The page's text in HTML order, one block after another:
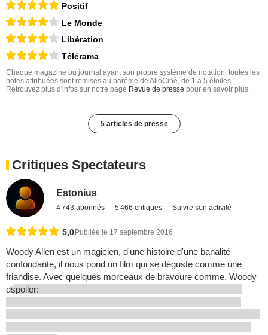
Positif
Le Monde
Libération
Télérama
Chaque magazine ou journal ayant son propre système de notation, toutes les
notes attribuées sont remises au barême de AlloCiné, de 1 à 5 étoiles.
Retrouvez plus d'infos sur notre page Revue de presse pour en savoir plus.
5 articles de presse
Critiques Spectateurs
Estonius
4 743 abonnés 5 466 critiques Suivre son activité
5,0 Publiée le 17 septembre 2016
Woody Allen est un magicien, d'une histoire d'une banalité
confondante, il nous pond un film qui se déguste comme une
friandise. Avec quelques morceaux de bravoure comme, Woody
dspoiler: